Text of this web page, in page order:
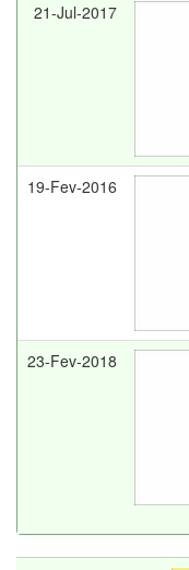
21-Jul-2017
19-Fev-2016
23-Fev-2018